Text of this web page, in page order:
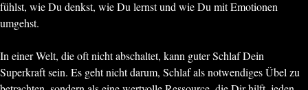
fühlst, wie Du denkst, wie Du lernst und wie Du mit Emotionen
umgehst.
In einer Welt, die oft nicht abschaltet, kann guter Schlaf Dein
Superkraft sein. Es geht nicht darum, Schlaf als notwendiges Übel zu